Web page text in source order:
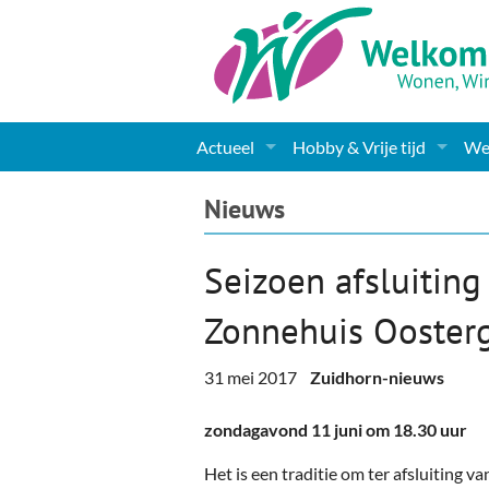
Actueel
Nieuws
Gemeente informatie
Dorpen
Woningaanbod
Columns & Redactioneel
Hobby & Vrije tijd
Kunst
Muziek
Podia & Dorpshuizen
Nieuws
Seizoen
Zonnehuis
31 mei 2017 Zuidhorn-nieuws
zondagavond 11 juni om 18.30 uur
Het is een traditie om ter afsluiting